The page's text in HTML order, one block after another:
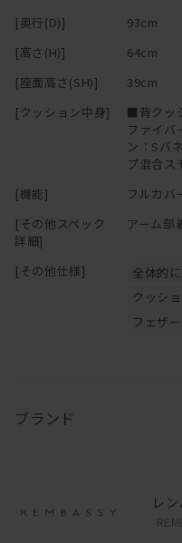
[奥行(D)]
93cm
[高さ(H)]
64cm
[座面高さ(SH)]
39cm
[クッション中身]
■背クッ
ファイバ
ン：Sバ
プ混合ス
[機能]
フルカバ
[その他スペック
詳細]
アーム部
[その他仕様] 全体的
クッシ
フェザ
ブランド
レ